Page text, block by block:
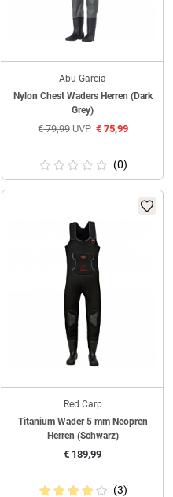
Abu Garcia
Nylon Chest Waders Herren (Dark
Grey)
€79,99UVP €75,99
(0)
Red Carp
Titanium Wader 5 mm Neopren
Herren (Schwarz)
€ 189,99
(3)